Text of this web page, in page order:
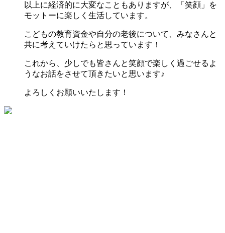
以上に経済的に大変なこともありますが、「笑顔」を
モットーに楽しく生活しています。
こどもの教育資金や自分の老後について、みなさんと
共に考えていけたらと思っています！
これから、少しでも皆さんと笑顔で楽しく過ごせるよ
うなお話をさせて頂きたいと思います♪
よろしくお願いいたします！